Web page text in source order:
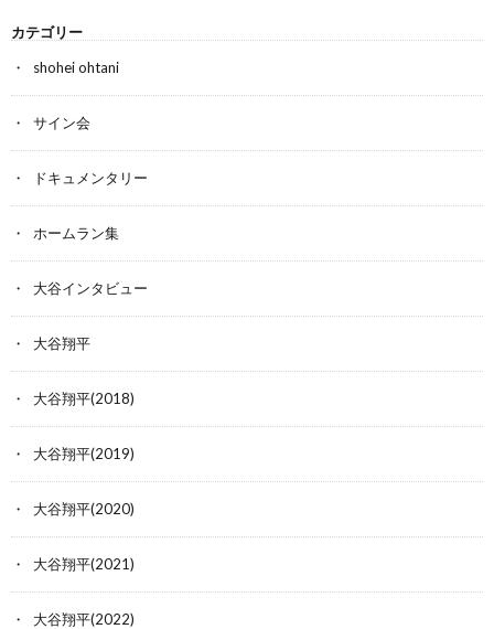
カテゴリー
shohei ohtani
サイン会
ドキュメンタリー
ホームラン集
大谷インタビュー
大谷翔平
大谷翔平(2018)
大谷翔平(2019)
大谷翔平(2020)
大谷翔平(2021)
大谷翔平(2022)